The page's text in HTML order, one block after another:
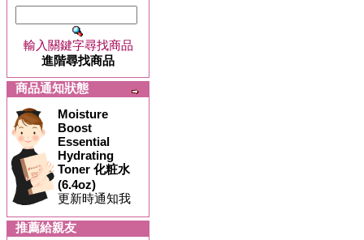
輸入關鍵字尋找商品
進階尋找商品
商品通知狀態
Moisture
Boost
Essential
Hydrating
Toner 化粧水
(6.4oz)
更新時通知我
推薦給親友